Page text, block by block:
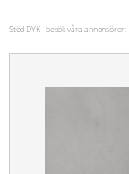
Stöd DYK - besök våra annonsörer: